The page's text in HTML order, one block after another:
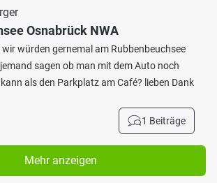
Osnabrück NWA
würden gernemal am Rubbenbeuchsee
sagen ob man mit dem Auto noch
als den Parkplatz am Café? lieben Dank
1 Beiträge
Mehr anzeigen